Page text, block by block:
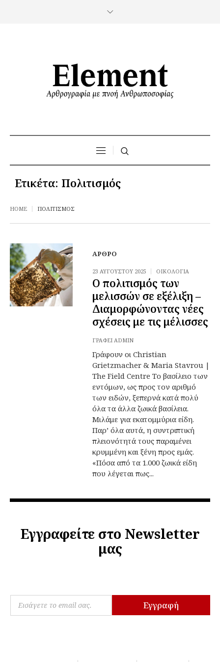
Ετικέτα: Πολιτισμός
HOME ΠΟΛΙΤΙΣΜΌΣ
ΆΡΘΡΟ
23 ΑΥΓΟΎΣΤΟΥ 2025 ΟΙΚΟΛΟΓΊΑ
Ο πολιτισμός των
μελισσών σε εξέλιξη –
Διαμορφώνοντας νέες
σχέσεις με τις μέλισσες
ΓΡΆΦΕΙ ADMIN
Γράφουν οι Christian
Grietzmacher & Maria Stavrou |
The Field Centre Το βασίλειο των
εντόμων, ως προς τον αριθμό
των ειδών, ξεπερνά κατά πολύ
όλα τα άλλα ζωικά βασίλεια.
Μιλάμε για εκατομμύρια είδη.
Παρ’ όλα αυτά, η συντριπτική
πλειονότητά τους παραμένει
κρυμμένη και ξένη προς εμάς.
«Πόσα από τα 1.000 ζωικά είδη
που λέγεται πως...
Εγγραφείτε στο Newsletter
μας
E
a
Εγγραφή